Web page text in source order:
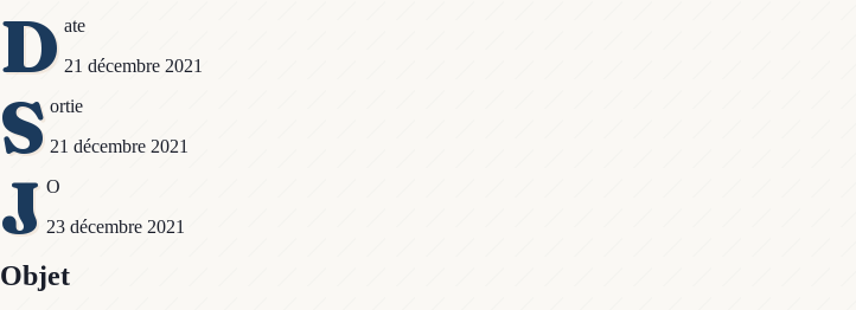
D ate
21 décembre 2021
S ortie
21 décembre 2021
J O
23 décembre 2021
Objet